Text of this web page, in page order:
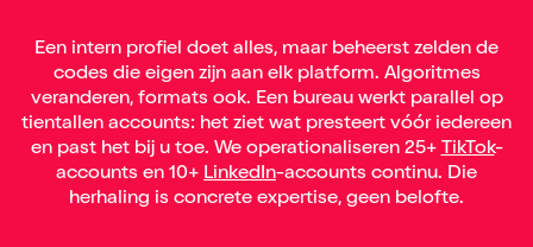
Een intern profiel doet alles, maar beheerst zelden de
codes die eigen zijn aan elk platform. Algoritmes
veranderen, formats ook. Een bureau werkt parallel op
tientallen accounts: het ziet wat presteert vóór iedereen
en past het bij u toe. We operationaliseren 25+TikTok-
accounts en 10+ LinkedIn-accounts continu. Die
herhaling is concrete expertise, geen belofte.